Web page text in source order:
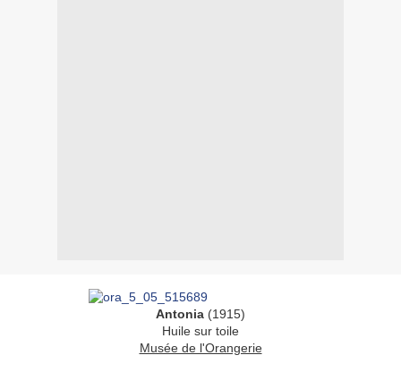
Antonia (1915)
Huile sur toile
Musée de l'Orangerie